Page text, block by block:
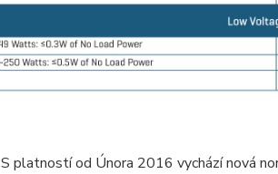
S platností od Února 2016 vychází nová